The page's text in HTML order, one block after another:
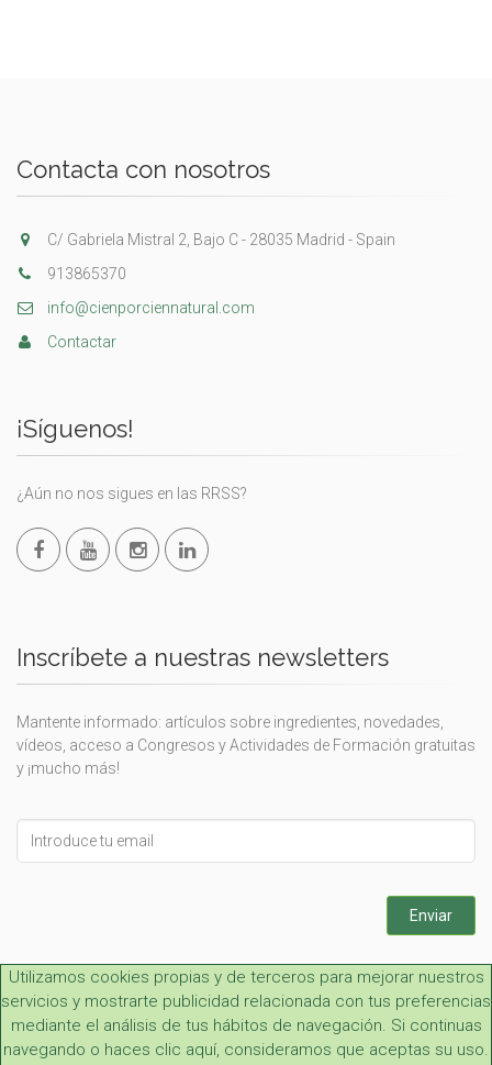
Contacta con nosotros
C/ Gabriela Mistral 2, Bajo C - 28035 Madrid - Spain
913865370
info@cienporciennatural.com
Contactar
¡Síguenos!
¿Aún no nos sigues en las RRSS?
Inscríbete a nuestras newsletters
Mantente informado: artículos sobre ingredientes, novedades,
vídeos, acceso a Congresos y Actividades de Formación gratuitas
y ¡mucho más!
this
field
Enviar
Utilizamos cookies propias y de terceros para mejorar nuestros
servicios y mostrarte publicidad relacionada con tus preferencias
mediante el análisis de tus hábitos de navegación. Si continuas
navegando o haces clic aquí, consideramos que aceptas su uso.